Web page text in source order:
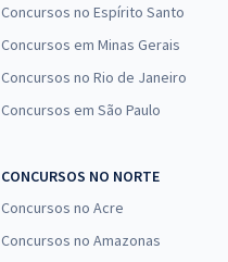
Concursos no Espírito Santo
Concursos em Minas Gerais
Concursos no Rio de Janeiro
Concursos em São Paulo
CONCURSOS NO NORTE
Concursos no Acre
Concursos no Amazonas